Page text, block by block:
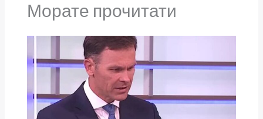
Морате прочитати